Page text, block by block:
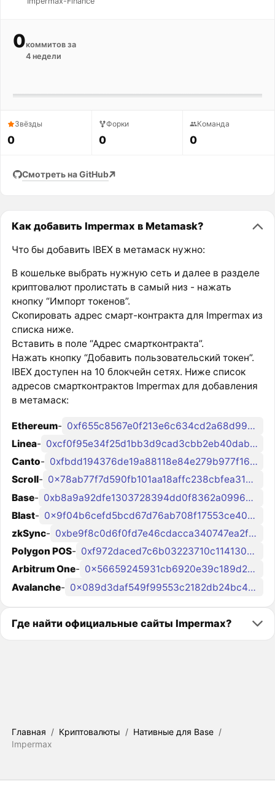
0коммитов за
4 недели
Звёзды
0
Форки
0
Команда
0
Смотреть на GitHub
Как добавить Impermax в Metamask?
Что бы добавить IBEX в метамаск нужно:
В кошельке выбрать нужную сеть и далее в разделе
криптовалют пролистать в самый низ - нажать
кнопку “Импорт токенов”.
Скопировать адрес смарт-контракта для Impermax из
списка ниже.
Вставить в поле “Адрес смартконтракта”.
Нажать кнопку “Добавить пользовательский токен”.
IBEX доступен на 10 блокчейн сетях. Ниже список
адресов смартконтрактов Impermax для добавления
в метамаск:
Ethereum-
0xf655c8567e0f213e6c634cd2a68d992152161dc6
Linea-
0xcf0f95e34f25d1bb3d9cad3cbb2eb40dab7c3841
Canto-
0xfbdd194376de19a88118e84e279b977f165d01b8
Scroll-
0x78ab77f7d590fb101aa18affc238cbfea31ead5b
Base-
0xb8a9a92dfe1303728394dd0f8362a09962dec24f
Blast-
0x9f04b6cefd5bcd67d76ab708f17553ce40188e6a
zkSync-
0xbe9f8c0d6f0fd7e46cdacca340747ea2f247991d
Polygon POS-
0xf972daced7c6b03223710c11413036d17eb298f6
Arbitrum One-
0x56659245931cb6920e39c189d2a0e7dd0da2d57b
Avalanche- 0x089d3daf549f99553c2182db24bc4336a4f0c824
Где найти официальные сайты Impermax?
Главная / Криптовалюты / Нативные для Base /
Impermax